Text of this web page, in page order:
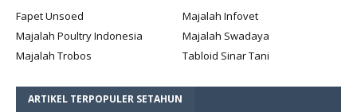
Fapet Unsoed
Majalah Infovet
Majalah Poultry Indonesia
Majalah Swadaya
Majalah Trobos
Tabloid Sinar Tani
ARTIKEL TERPOPULER SETAHUN